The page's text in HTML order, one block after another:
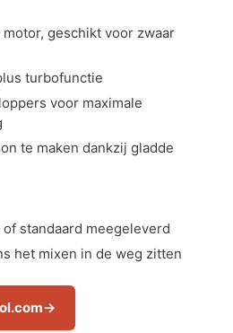
geschikt voor zwaar
turbofunctie
voor maximale
te maken dankzij gladde
standaard meegeleverd
het mixen in de weg zitten